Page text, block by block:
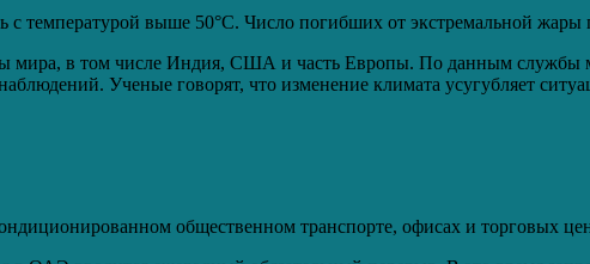
температурой выше 50°C. Число погибших от экстремальной жары
мира, в том числе Индия, США и часть Европы. По данным службы
Ученые говорят, что изменение климата усугубляет
общественном транспорте, офисах и торговых